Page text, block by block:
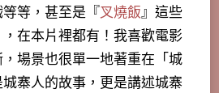
等，甚至是『叉燒飯』這些
在本片裡都有！我喜歡電影
場景也很單一地著重在「城
寨人的故事，更是講述城寨